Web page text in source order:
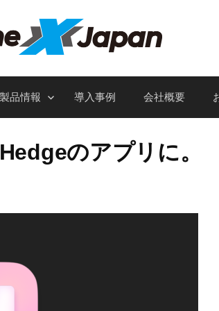
製品情報 導入事例 会社概要
のアプリに。